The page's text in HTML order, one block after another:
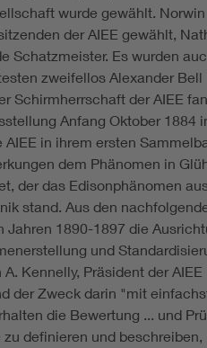
wurde gewählt.
der AIEE gewählt,
Schatzmeister. Es wurden
zweifellos Alexander
Schirmherrschaft der AIEE
Anfang Oktober 1884
in ihrem ersten
dem Phänomen in
der das Edisonphänomen
stand. Aus den
Jahren 1890-1897 die
und
Kennelly, Präsident der
der Zweck darin "mit
die Bewertung ... und
definieren und